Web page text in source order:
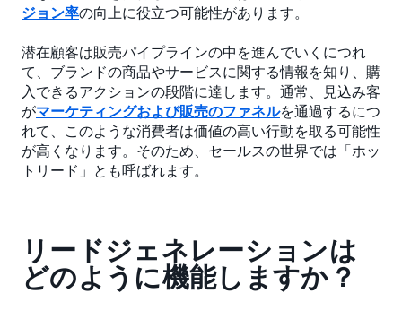
ジョン率の向上に役立つ可能性があります。
潜在顧客は販売パイプラインの中を進んでいくにつれ
て、ブランドの商品やサービスに関する情報を知り、購
入できるアクションの段階に達します。通常、見込み客
がマーケティングおよび販売のファネルを通過するにつ
れて、このような消費者は価値の高い行動を取る可能性
が高くなります。そのため、セールスの世界では「ホッ
トリード」とも呼ばれます。
リードジェネレーションは
どのように機能しますか？